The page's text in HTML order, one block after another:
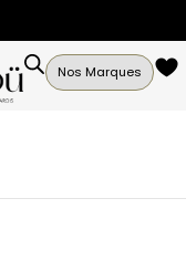
Nos Marques